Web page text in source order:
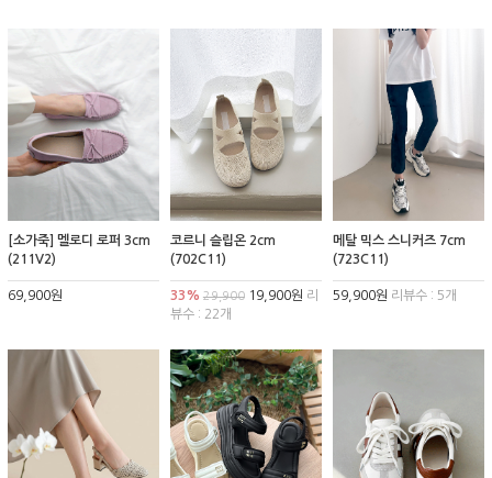
[소가죽] 멜로디 로퍼 3cm
(211V2)
69,900원
코르니 슬립온 2cm
(702C11)
33% 29,90019,900원 리
뷰수 : 22개
메탈 믹스 스니커즈 7cm
(723C11)
59,900원 리뷰수 : 5개